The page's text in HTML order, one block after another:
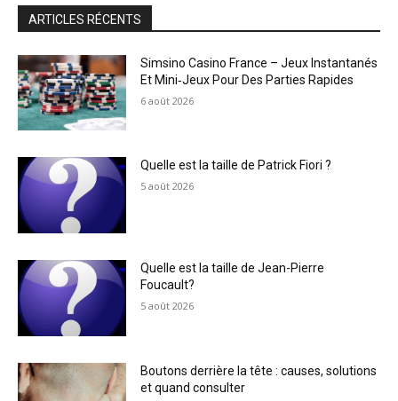
ARTICLES RÉCENTS
Simsino Casino France – Jeux Instantanés
Et Mini‑Jeux Pour Des Parties Rapides
6 août 2026
Quelle est la taille de Patrick Fiori ?
5 août 2026
Quelle est la taille de Jean-Pierre
Foucault?
5 août 2026
Boutons derrière la tête : causes, solutions
et quand consulter